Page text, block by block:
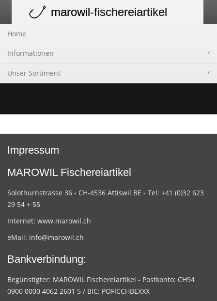
navigation
marowil-fischereiartikel
Home
Informationen
Unser Sortiment
Impressum
MAROWIL Fischereiartikel
Solothurnstrasse 36 - CH-4536 Attiswil BE - Tel: +41 (0)32 623
29 54 + 55
Internet: www.marowil.ch
eMail: info@marowil.ch
Bankverbindung:
Begünstigter: MAROWIL Fischereiartikel - Postkonto: CH94
0900 0000 4062 2601 5 / BIC: POFICCHBEXXX